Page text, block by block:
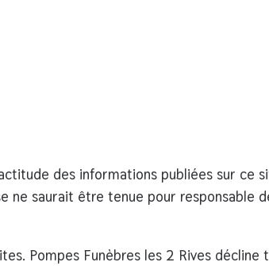
des informations publiées sur ce
ne saurait être tenue pour
Pompes Funèbres les 2 Rives décline